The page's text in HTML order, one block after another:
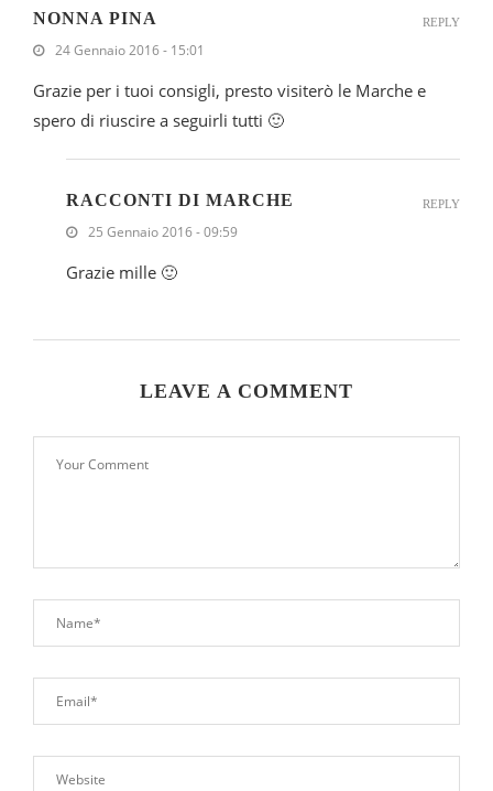
NONNA PINA
24 Gennaio 2016 - 15:01
Grazie per i tuoi consigli, presto visiterò le Marche e
spero di riuscire a seguirli tutti 🙂
REPLY
RACCONTI DI MARCHE
25 Gennaio 2016 - 09:59
Grazie mille 🙂
REPLY
LEAVE A COMMENT